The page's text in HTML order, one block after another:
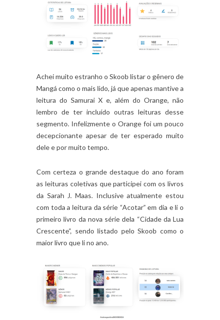
Achei muito estranho o Skoob listar o gênero de
Mangá como o mais lido, já que apenas mantive a
leitura do Samurai X e, além do Orange, não
lembro de ter incluído outras leituras desse
segmento. Infelizmente o Orange foi um pouco
decepcionante apesar de ter esperado muito
dele e por muito tempo.
Com certeza o grande destaque do ano foram
as leituras coletivas que participei com os livros
da Sarah J. Maas. Inclusive atualmente estou
com toda a leitura da série “Acotar” em dia e li o
primeiro livro da nova série dela “Cidade da Lua
Crescente”, sendo listado pelo Skoob como o
maior livro que li no ano.